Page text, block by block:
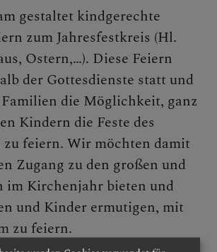
und Familie
Gebetsabende
gestaltet kindgerechte
zum Jahresfestkreis (Hl.
Ostern,…). Diese Feiern
der Gottesdienste statt und
die Möglichkeit, ganz
Kindern die Feste des
feiern. Wir möchten damit
Zugang zu den großen und
im Kirchenjahr bieten und
und Kinder ermutigen, mit
zu feiern.